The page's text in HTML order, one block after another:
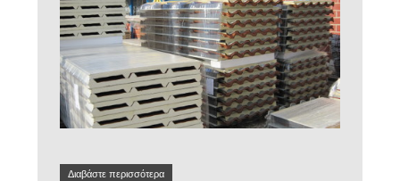
Διαβάστε περισσότερα